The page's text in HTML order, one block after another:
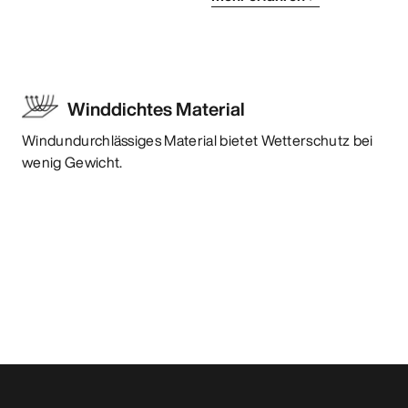
Winddichtes Material
Windundurchlässiges Material bietet Wetterschutz bei
wenig Gewicht.